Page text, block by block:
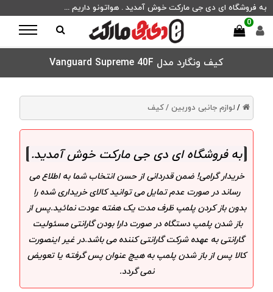
به فروشگاه ای دی جی مارکت خوش آمدید . هواتونو داریم ...
0
کیف ونگارد مدل Vanguard Supreme 40F
/ لوازم جانبی دوربین /کیف
به فروشگاه ای دی جی مارکت خوش آمدید.
خریدار گرامی! ضمن قدردانی از حسن انتخاب شما به اطلاع می
رساند در صورت عدم تمایل می توانید کالای خریداری شده را
بدون باز کردن پلمپ ظرف مدت یک هفته عودت نمائید.پس از
باز شدن پلمپ دستگاه در صورت دارا بودن گارانتی مسئولیت
گارانتی به عهده شرکت گارانتی کننده می باشد.در غیر اینصورت
کالا پس از باز شدن پلمپ به هیچ عنوان پس گرفته یا تعویض
نمی گردد.